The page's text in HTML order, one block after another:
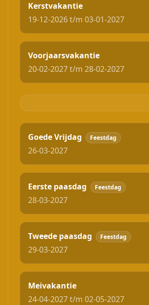
Kerstvakantie
19-12-2026 t/m 03-01-2027
Voorjaarsvakantie
20-02-2027 t/m 28-02-2027
Goede Vrijdag Feestdag
26-03-2027
Eerste paasdag Feestdag
28-03-2027
Tweede paasdag Feestdag
29-03-2027
Meivakantie
24-04-2027 t/m 02-05-2027